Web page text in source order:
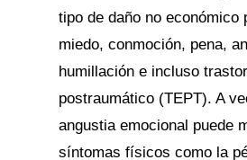
tipo de daño no económico
miedo, conmoción, pena,
humillación e incluso
postraumático (TEPT). A
angustia emocional puede
síntomas físicos como la